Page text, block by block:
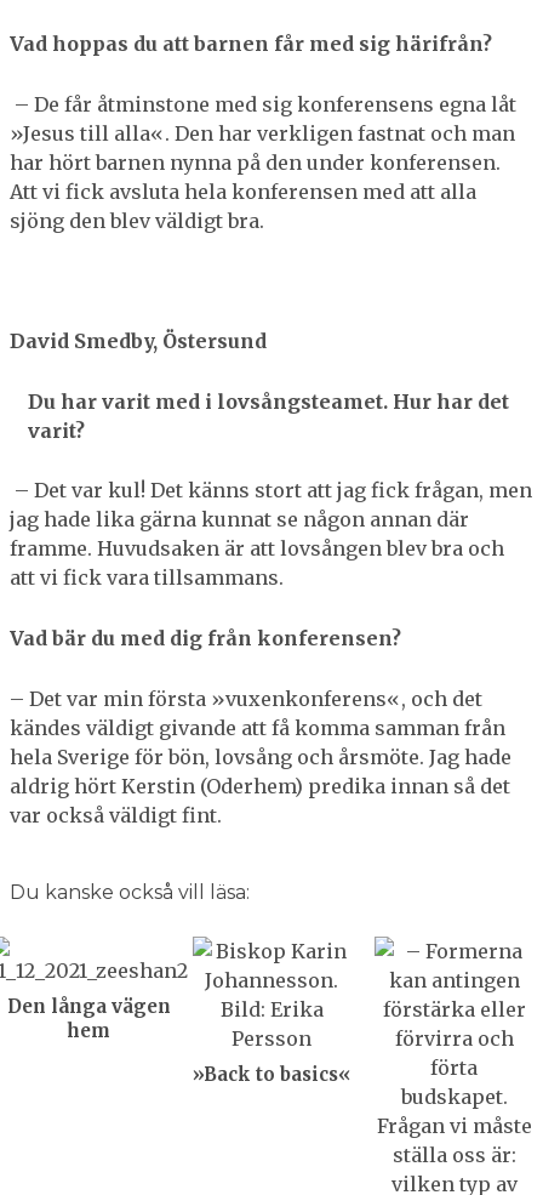
Vad hoppas du att barnen får med sig härifrån?
– De får åtminstone med sig konferensens egna låt
»Jesus till alla«. Den har verkligen fastnat och man
har hört barnen nynna på den under konferensen.
Att vi fick avsluta hela konferensen med att alla
sjöng den blev väldigt bra.
David Smedby, Östersund
Du har varit med i lovsångsteamet. Hur har det
varit?
– Det var kul! Det känns stort att jag fick frågan, men
jag hade lika gärna kunnat se någon annan där
framme. Huvudsaken är att lovsången blev bra och
att vi fick vara tillsammans.
Vad bär du med dig från konferensen?
– Det var min första »vuxenkonferens«, och det
kändes väldigt givande att få komma samman från
hela Sverige för bön, lovsång och årsmöte. Jag hade
aldrig hört Kerstin (Oderhem) predika innan så det
var också väldigt fint.
Du kanske också vill läsa:
Den långa vägen
hem
»Back to basics«